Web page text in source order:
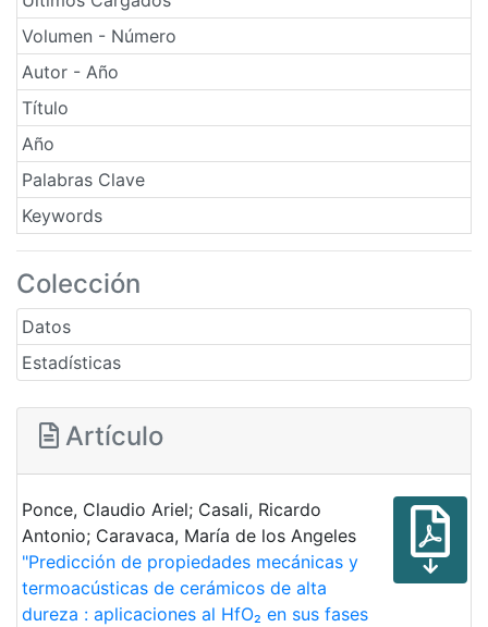
Volumen - Número
Autor - Año
Título
Año
Palabras Clave
Keywords
Colección
Datos
Estadísticas
Artículo
Ponce, Claudio Ariel; Casali, Ricardo
Antonio; Caravaca, María de los Angeles
"Predicción de propiedades mecánicas y
termo­acústicas de cerámicos de alta
dureza : aplicaciones al HfO₂ en sus fases